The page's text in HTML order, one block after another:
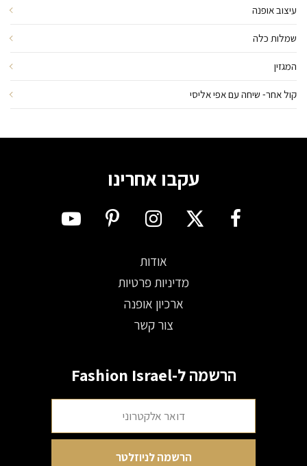
עיצוב אופנה
שמלות כלה
המגזין
קול אחר- שיחה עם אפי אליסי
עקבו אחרינו
אודות
מדיניות פרטיות
ארכיון אופנה
צור קשר
הרשמה ל-Fashion Israel